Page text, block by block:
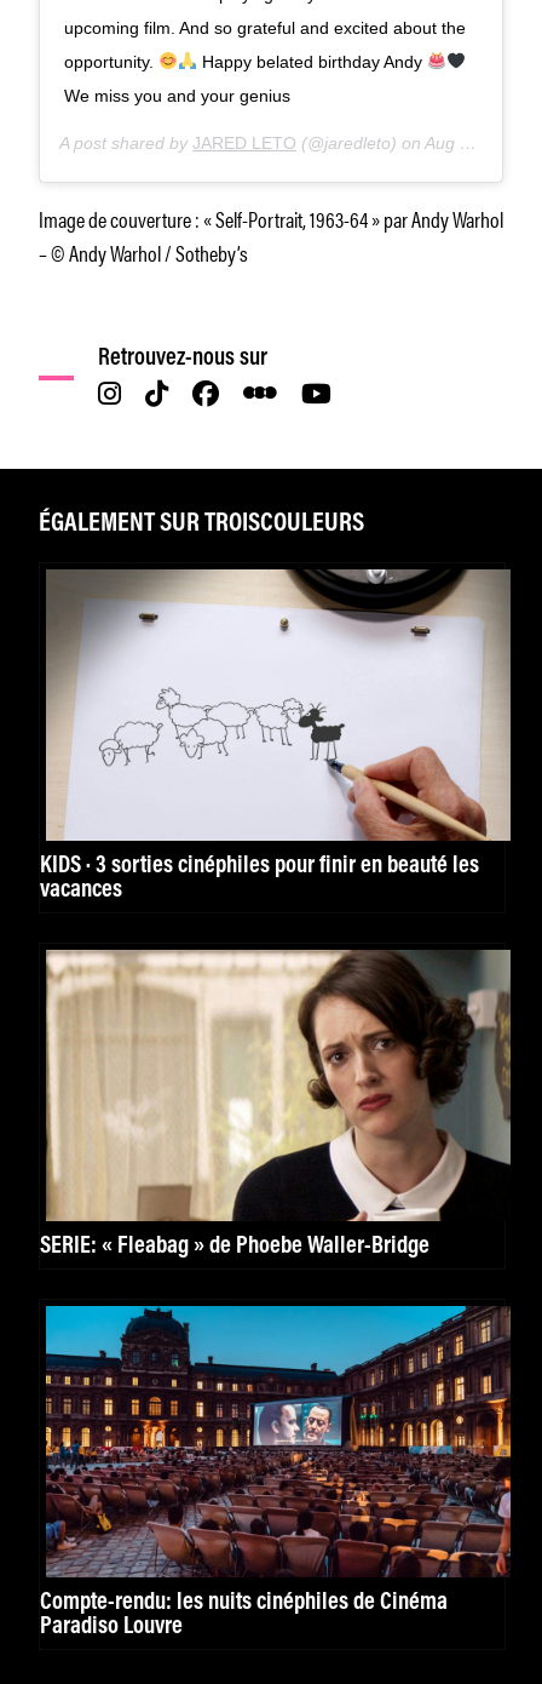
upcoming film. And so grateful and excited about the
opportunity.
Happy belated birthday Andy
We miss you and your genius
A post shared by JARED LETO (@jaredleto) on Aug 7, 2020 at 10:57am PDT
Image de couverture :« Self-Portrait, 1963-64 » par Andy Warhol
– © Andy Warhol / Sotheby’s
Retrouvez-nous sur
ÉGALEMENT SUR TROISCOULEURS
KIDS · 3 sorties cinéphiles pour finir en beauté les
vacances
SERIE: « Fleabag » de Phoebe Waller-Bridge
Compte-rendu: les nuits cinéphiles de Cinéma
Paradiso Louvre